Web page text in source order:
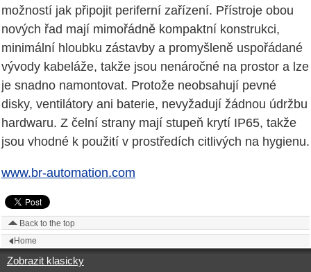
možností jak připojit periferní zařízení. Přístroje obou
nových řad mají mimořádně kompaktní konstrukci,
minimální hloubku zástavby a promyšleně uspořádané
vývody kabeláže, takže jsou nenáročné na prostor a lze
je snadno namontovat. Protože neobsahují pevné
disky, ventilátory ani baterie, nevyžadují žádnou údržbu
hardwaru. Z čelní strany mají stupeň krytí IP65, takže
jsou vhodné k použití v prostředích citlivých na hygienu.
www.br-automation.com
Back to the top
Home
Zobrazit klasicky